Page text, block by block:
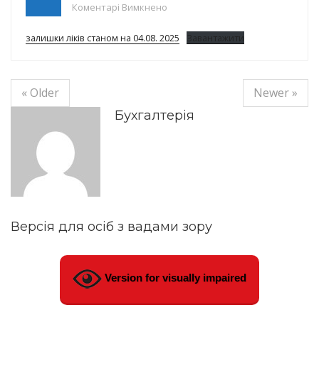
Коментарі Вимкнено
залишки ліків станом на 04.08. 2025 Завантажити
« Older
Newer »
Бухгалтерія
Версія для осіб з вадами зору
Version for visually impaired